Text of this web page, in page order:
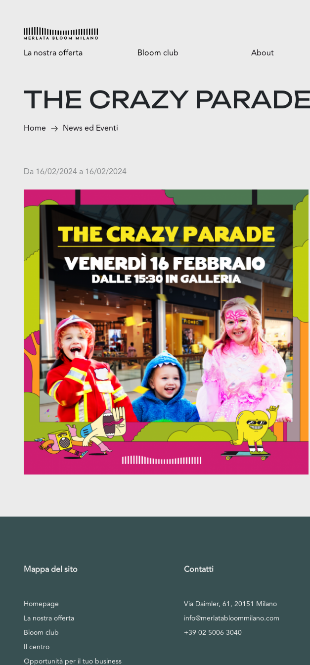
La nostraofferta
Esplora
Esselunga
Bloom club
Tutti i vantaggi
Bloomtasty
About
Il centro
Opportunità per il
THE CRAZY PARADE
Home News ed Eventi
Da 16/02/2024 a 16/02/2024
Mappa del sito
Homepage
La nostra offerta
Bloom club
Il centro
Opportunità per il tuo business
Contatti
Via Daimler, 61, 20151 Milano
info@merlatabloommilano.com
+39 02 5006 3040